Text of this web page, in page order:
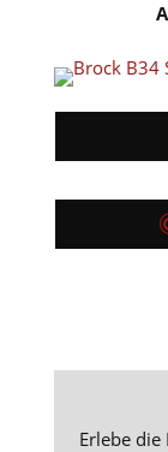
Erlebe die